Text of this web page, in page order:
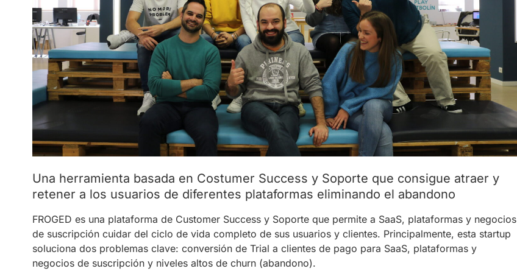
Una herramienta basada en Costumer Success y Soporte que consigue atraer y
retener a los usuarios de diferentes plataformas eliminando el abandono
FROGED es una plataforma de Customer Success y Soporte que permite a SaaS, plataformas y negocios
de suscripción cuidar del ciclo de vida completo de sus usuarios y clientes. Principalmente, esta startup
soluciona dos problemas clave: conversión de Trial a clientes de pago para SaaS, plataformas y
negocios de suscripción y niveles altos de churn (abandono).